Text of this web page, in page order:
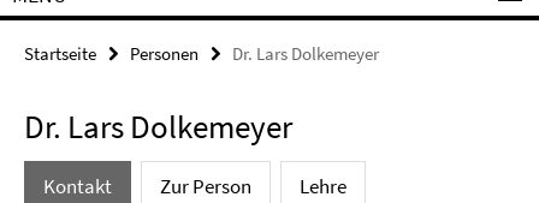
Startseite Personen Dr. Lars Dolkemeyer
Dr. Lars Dolkemeyer
Kontakt Zur Person Lehre